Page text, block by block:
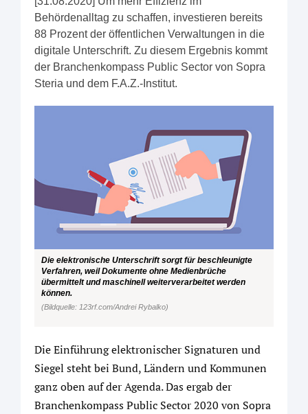
Behördenalltag zu schaffen, investieren bereits
88 Prozent der öffentlichen Verwaltungen in die
digitale Unterschrift. Zu diesem Ergebnis kommt
der Branchenkompass Public Sector von Sopra
Steria und dem F.A.Z.-Institut.
Die elektronische Unterschrift sorgt für beschleunigte
Verfahren, weil Dokumente ohne Medienbrüche
übermittelt und maschinell weiterverarbeitet werden
können.
(Bildquelle: 123rf.com/Andrei Rybalko)
Die Einführung elektronischer Signaturen und
Siegel steht bei Bund, Ländern und Kommunen
ganz oben auf der Agenda. Das ergab der
Branchenkompass Public Sector 2020 von Sopra